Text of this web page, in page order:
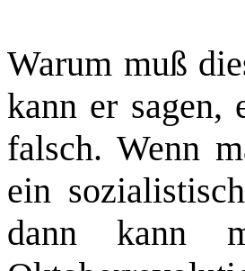
Warum muß
kann er sagen,
falsch. Wenn
ein
dann kann